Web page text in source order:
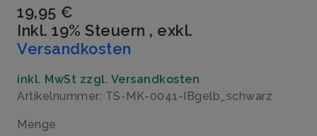
19,95 €
Inkl. 19% Steuern , exkl.
Versandkosten
inkl. MwSt zzgl. Versandkosten
Artikelnummer: TS-MK-0041-IBgelb_schwarz
Menge